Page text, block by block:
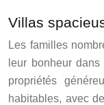
Villas
Les familles
leur bonheur
propriétés
habitables, avec